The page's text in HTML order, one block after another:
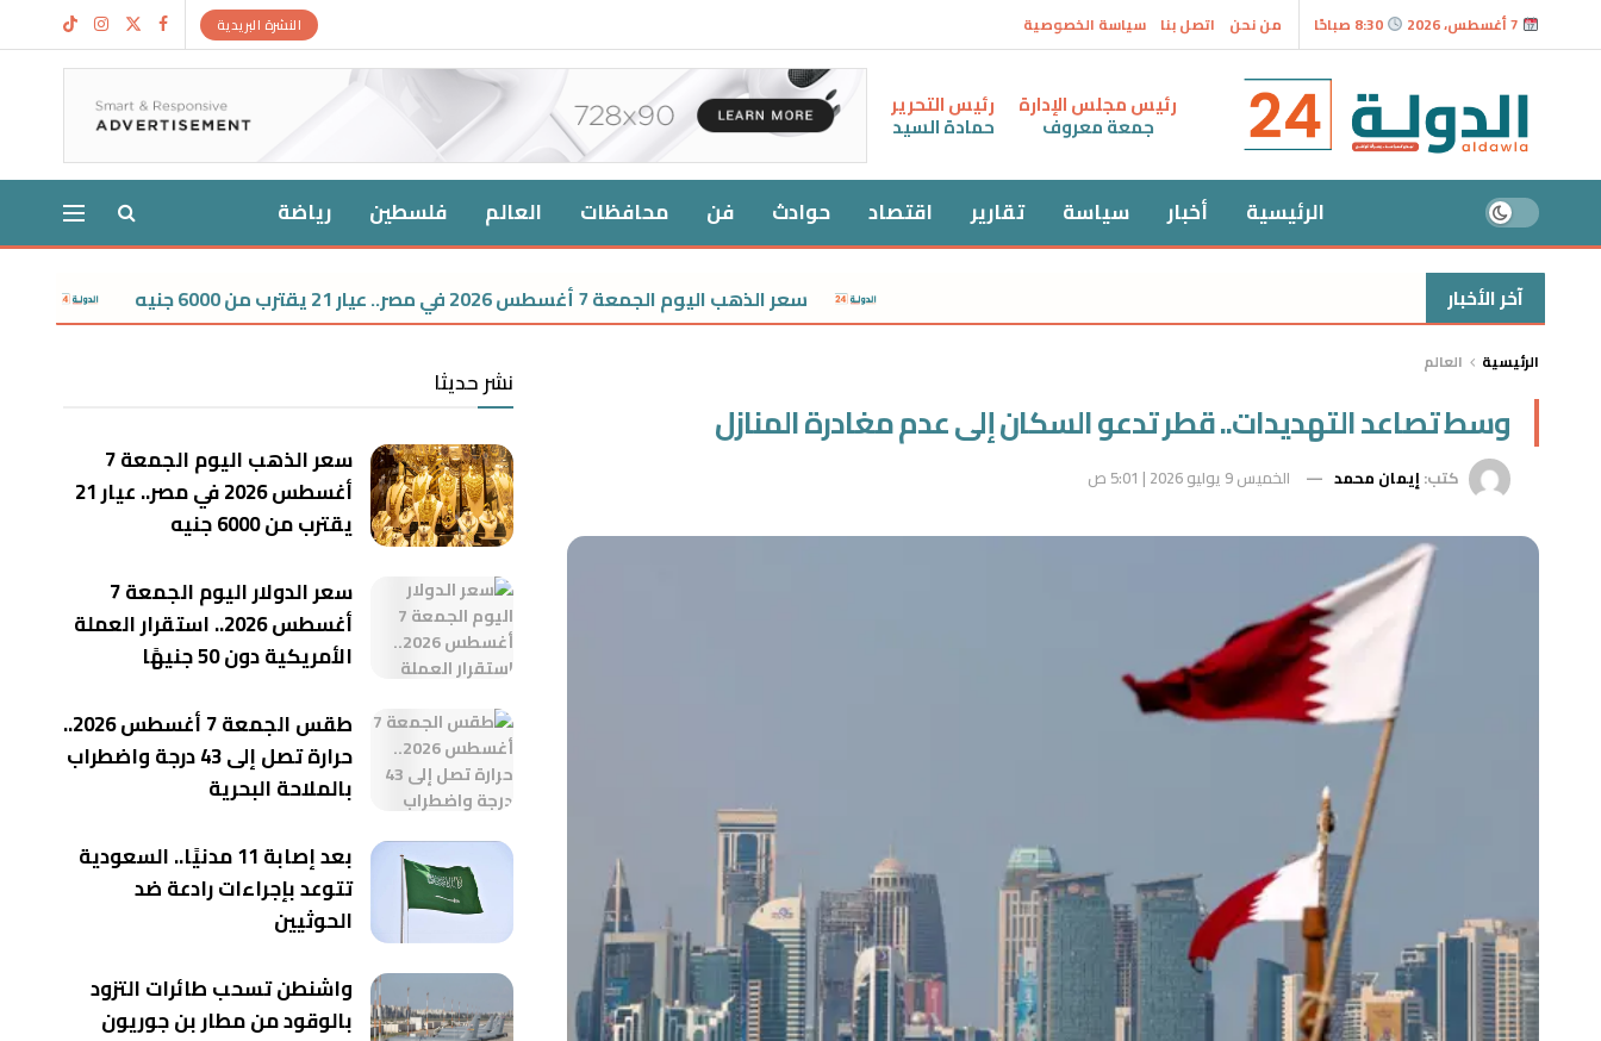
من نحن اتصل بنا سياسة الخصوصية النشرة البريدية
رئيس مجلس الإدارة
جمعة معروف
رئيس التحرير
حمادة السيد
الرئيسية أخبار سياسة تقارير اقتصاد حوادث فن محافظات العالم فلسطين رياضة
آخر الأخبار سعر الذهب اليوم الجمعة 7 أغسطس 2026 في مصر.. عيار 21 يقترب من 6000 جنيه سعر الدولار اليوم الجمعة 7
الرئيسية العالم
وسط تصاعد التهديدات.. قطر تدعو السكان إلى عدم مغادرة المنازل
كتب: إيمان محمد الخميس 9 يوليو 2026 | 5:01 ص
نشر حديثا
سعر الذهب اليوم الجمعة 7
أغسطس 2026 في مصر.. عيار 21
يقترب من 6000 جنيه
سعر الدولار اليوم الجمعة 7
أغسطس 2026.. استقرار العملة
الأمريكية دون 50 جنيهًا
طقس الجمعة 7 أغسطس 2026..
حرارة تصل إلى 43 درجة واضطراب
بالملاحة البحرية
بعد إصابة 11 مدنيًا.. السعودية
تتوعد بإجراءات رادعة ضد
الحوثيين
واشنطن تسحب طائرات التزود
بالوقود من مطار بن جوريون